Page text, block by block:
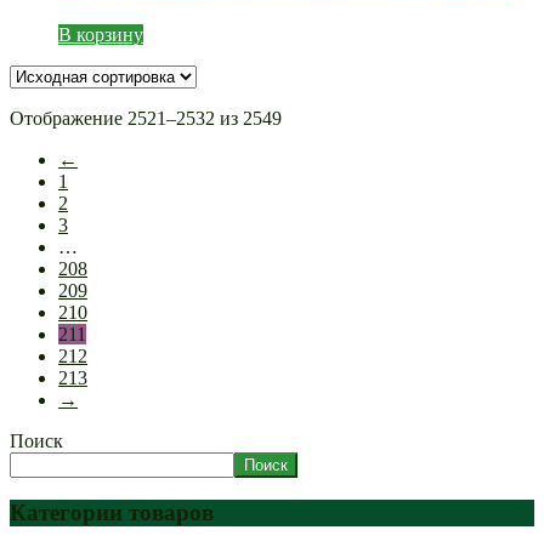
В корзину
Отображение 2521–2532 из 2549
←
1
2
3
…
208
209
210
211
212
213
→
Поиск
Поиск
Категории товаров